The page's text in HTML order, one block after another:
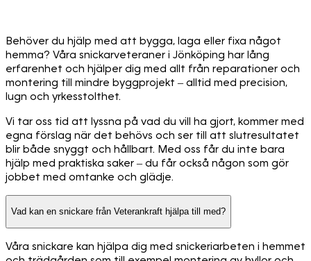
Behöver du hjälp med att bygga, laga eller fixa något
hemma? Våra snickarveteraner i Jönköping har lång
erfarenhet och hjälper dig med allt från reparationer och
montering till mindre byggprojekt – alltid med precision,
lugn och yrkesstolthet.
Vi tar oss tid att lyssna på vad du vill ha gjort, kommer med
egna förslag när det behövs och ser till att slutresultatet
blir både snyggt och hållbart. Med oss får du inte bara
hjälp med praktiska saker – du får också någon som gör
jobbet med omtanke och glädje.
Vad kan en snickare från Veterankraft hjälpa till med?
Våra snickare kan hjälpa dig med snickeriarbeten i hemmet